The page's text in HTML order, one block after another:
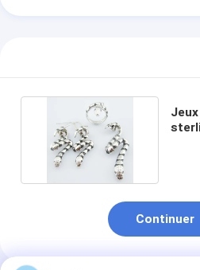
Continuer